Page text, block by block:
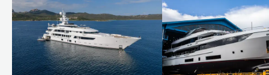
En savoir plus